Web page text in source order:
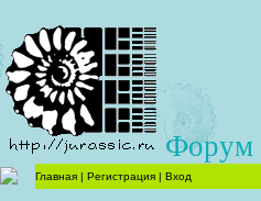
Форум
Главная | Регистрация | Вход